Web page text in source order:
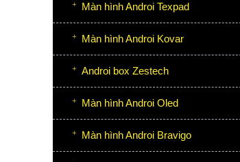
Màn hình Androi Texpad
Màn hình Androi Kovar
Androi box Zestech
Màn hình Androi Oled
Màn hình Androi Bravigo